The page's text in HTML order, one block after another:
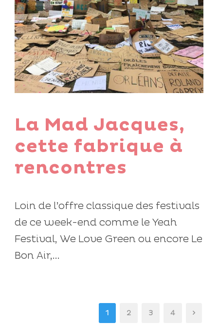
La Mad Jacques,
cette fabrique à
rencontres
Loin de l’offre classique des festivals
de ce week-end comme le Yeah
Festival, We Love Green ou encore Le
Bon Air,...
1 2 3 4